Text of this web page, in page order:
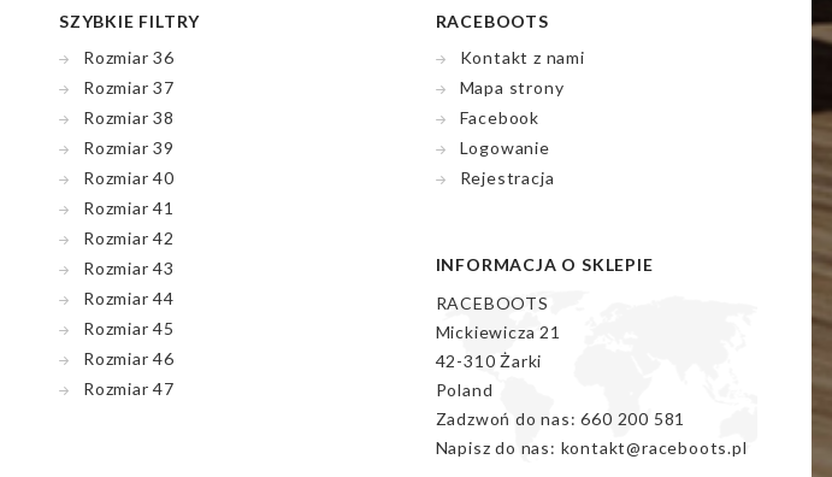
SZYBKIE FILTRY
Rozmiar 36
Rozmiar 37
Rozmiar 38
Rozmiar 39
Rozmiar 40
Rozmiar 41
Rozmiar 42
Rozmiar 43
Rozmiar 44
Rozmiar 45
Rozmiar 46
Rozmiar 47
RACEBOOTS
Kontakt z nami
Mapa strony
Facebook
Logowanie
Rejestracja
INFORMACJA O SKLEPIE
RACEBOOTS
Mickiewicza 21
42-310 Żarki
Poland
Zadzwoń do nas:660 200 581
Napisz do nas: kontakt@raceboots.pl